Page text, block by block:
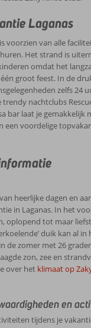
Laganas
voorzien van alle
Het strand is
omdat het
groot feest. In de
zelfs 24
nachtclubs
bar laat je gemakkelijk
een voordelige
heerlijke dagen en
in Laganas. In het
oplopend tot maar
duik kan al
de zomer met 26
zon, zee en
over het klimaat op
en
tijdens je